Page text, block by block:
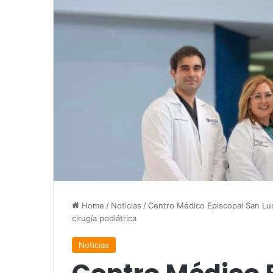
Home / Noticias /Centro Médico Episcopal San
cirugía podiátrica
Noticias